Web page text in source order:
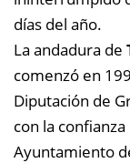
días del año.
La andadura de
comenzó en
Diputación de
con la
Ayuntamiento